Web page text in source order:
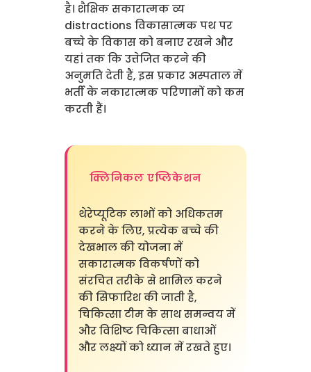
है। शैक्षिक सकारात्मक व्य
distractions विकासात्मक पथ पर
बच्चे के विकास को बनाए रखने और
यहां तक कि उत्तेजित करने की
अनुमति देती हैं, इस प्रकार अस्पताल में
भर्ती के नकारात्मक परिणामों को कम
करती हैं।
क्लिनिकल एप्लिकेशन
थेरेप्यूटिक लाभों को अधिकतम
करने के लिए, प्रत्येक बच्चे की
देखभाल की योजना में
सकारात्मक विकर्षणों को
संरचित तरीके से शामिल करने
की सिफारिश की जाती है,
चिकित्सा टीम के साथ समन्वय में
और विशिष्ट चिकित्सा बाधाओं
और लक्ष्यों को ध्यान में रखते हुए।